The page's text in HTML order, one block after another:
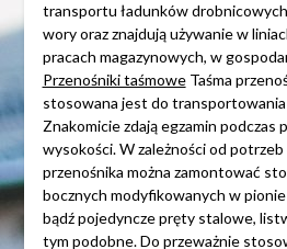
transportu ładunków
wory oraz znajdują używanie w
pracach magazynowych, w
Przenośniki taśmoweTaśma
stosowana jest do transportowania
Znakomicie zdają egzamin podczas
wysokości. W zależności od
przenośnika można zamontować
bocznych modyfikowanych w
bądź pojedyncze pręty stalowe,
tym podobne. Do przeważnie